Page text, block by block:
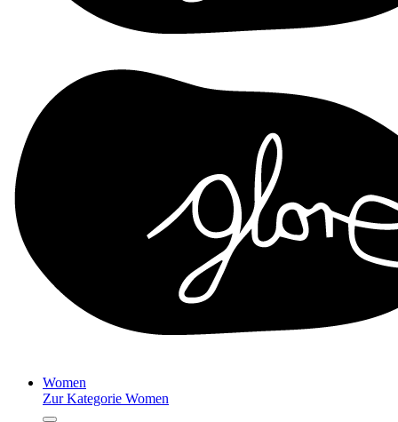
Women
Zur Kategorie Women